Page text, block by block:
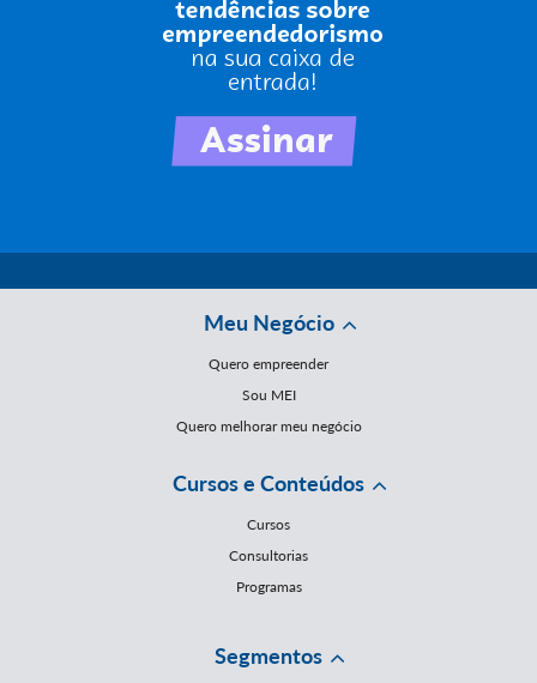
Meu Negócio
Quero empreender
Sou MEI
Quero melhorar meu negócio
Cursos e Conteúdos
Cursos
Consultorias
Programas
Segmentos